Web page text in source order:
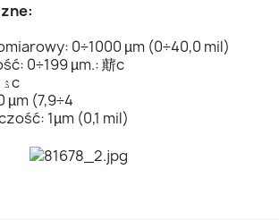
0÷1000 µm (0÷40,0 mil)
0÷199 µm.: 䔮c
0÷7,8 mil: ۮc
(7,9÷4
1µm (0,1 mil)